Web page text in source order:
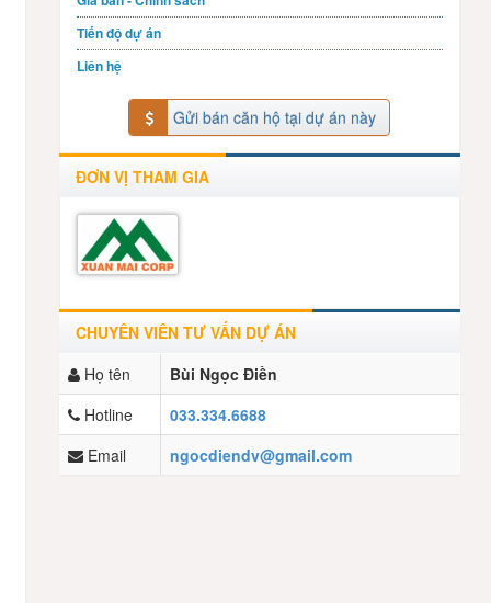
Tiến độ dự án
Liên hệ
Gửi bán căn hộ tại dự án này
ĐƠN VỊ THAM GIA
CHUYÊN VIÊN TƯ VẤN DỰ ÁN
Họ tên
Bùi Ngọc Điền
Hotline
033.334.6688
Email
ngocdiendv@gmail.com